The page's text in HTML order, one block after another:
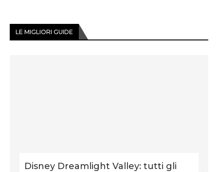
LE MIGLIORI GUIDE
Disney Dreamlight Valley: tutti gli